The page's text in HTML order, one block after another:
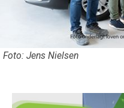
Foto: Jens Nielsen